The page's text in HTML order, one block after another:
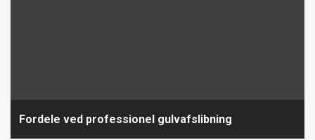
Fordele ved professionel gulvafslibning